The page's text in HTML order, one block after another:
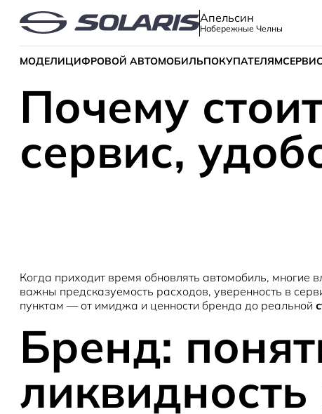
Апельсин
Набережные Челны
МОДЕЛИЦИФРОВОЙ АВТОМОБИЛЬПОКУПАТЕЛЯМСЕРВИС
Почему
сервис,
Когда приходит время обновлять автомобиль,
важны предсказуемость расходов, уверенность в
пунктам — от имиджа и ценности бренда до реальной
Бренд: